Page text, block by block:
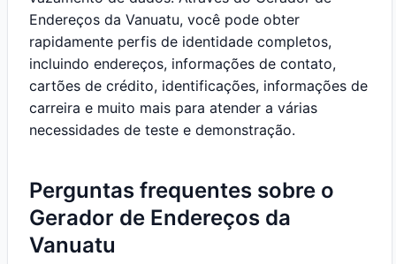
Endereços da Vanuatu, você pode obter
rapidamente perfis de identidade completos,
incluindo endereços, informações de contato,
cartões de crédito, identificações, informações de
carreira e muito mais para atender a várias
necessidades de teste e demonstração.
Perguntas frequentes sobre o
Gerador de Endereços da
Vanuatu